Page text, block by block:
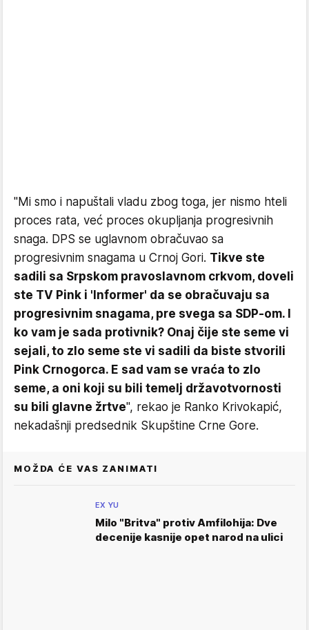
"Mi smo i napuštali vladu zbog toga, jer nismo hteli
proces rata, već proces okupljanja progresivnih
snaga. DPS se uglavnom obračuvao sa
progresivnim snagama u Crnoj Gori. Tikve ste
sadili sa Srpskom pravoslavnom crkvom, doveli
ste TV Pink i 'Informer' da se obračuvaju sa
progresivnim snagama, pre svega sa SDP-om. I
ko vam je sada protivnik? Onaj čije ste seme vi
sejali, to zlo seme ste vi sadili da biste stvorili
Pink Crnogorca. E sad vam se vraća to zlo
seme, a oni koji su bili temelj državotvornosti
su bili glavne žrtve", rekao je Ranko Krivokapić,
nekadašnji predsednik Skupštine Crne Gore.
MOŽDA ĆE VAS ZANIMATI
EX YU
Milo "Britva" protiv Amfilohija: Dve
decenije kasnije opet narod na ulici